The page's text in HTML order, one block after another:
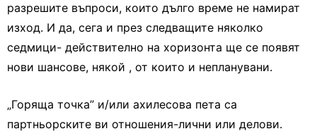
разрешите въпроси, които дълго време не намират
изход. И да, сега и през следващите няколко
седмици- действително на хоризонта ще се появят
нови шансове, някой , от които и непланувани.
„Горяща точка” и/или ахилесова пета са
партньорските ви отношения-лични или делови.